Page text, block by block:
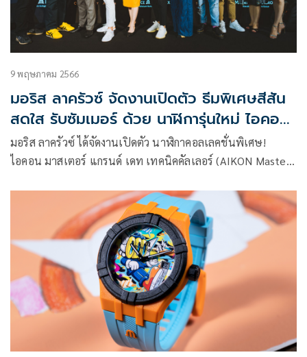
9 พฤษภาคม 2566
มอริส ลาครัวซ์ จัดงานเปิดตัว ธีมพิเศษสีสัน
สดใส รับซัมเมอร์ ด้วย นาฬิการุ่นใหม่ ไอคอน
มาสเตอร์ แกรนด์ เดท เทคนิคคัลเลอร์
มอริส ลาครัวซ์ ได้จัดงานเปิดตัว นาฬิกาคอลเลคชั่นพิเศษ!
ไอคอน มาสเตอร์ แกรนด์ เดท เทคนิคคัลเลอร์ (AIKON Master